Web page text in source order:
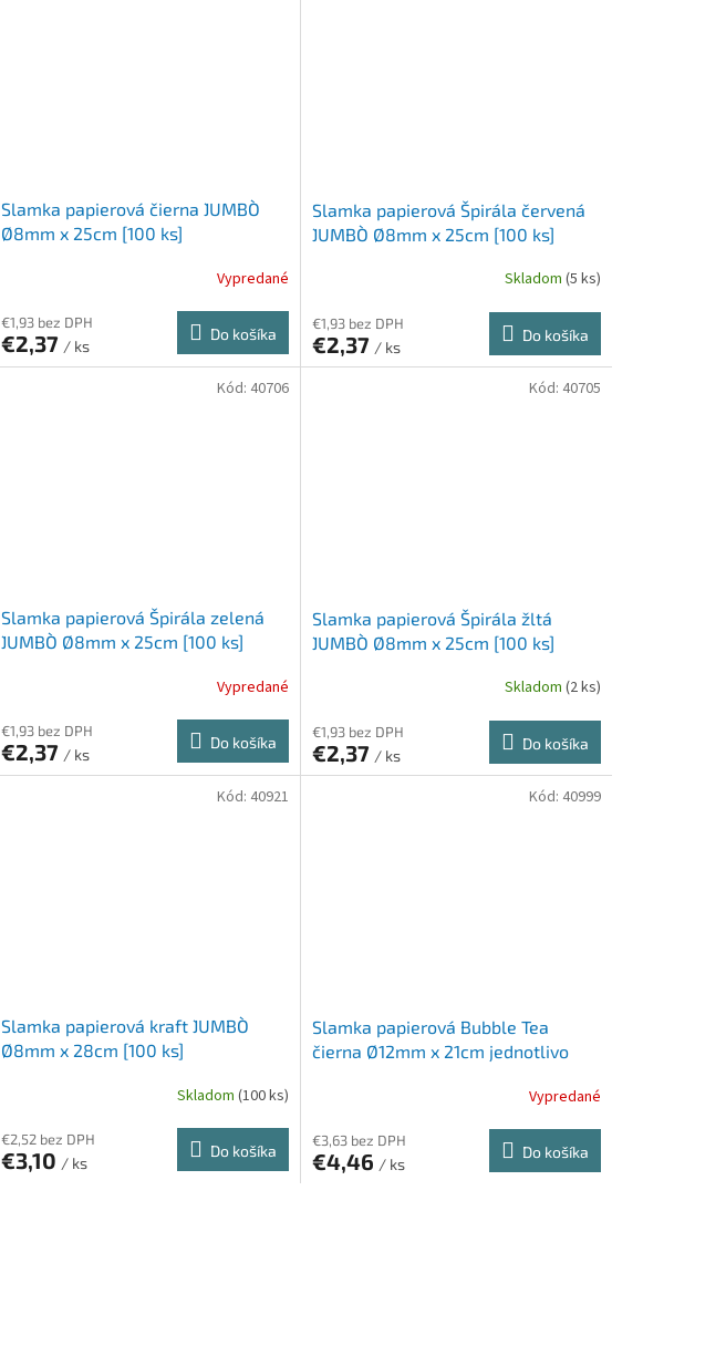
Slamka papierová čierna `JUMBO`
Ø8mm x 25cm [100 ks]
Vypredané
€1,93 bez DPH
€2,37 / ks
Do košíka
Slamka papierová Špirála červená
`JUMBO` Ø8mm x 25cm [100 ks]
Skladom (5 ks)
€1,93 bez DPH
€2,37 / ks
Do košíka
Slamka papierová Špirála zelená
`JUMBO` Ø8mm x 25cm [100 ks]
Vypredané
€1,93 bez DPH
€2,37 / ks
Do košíka
Kód: 40706
Slamka papierová Špirála žltá
`JUMBO` Ø8mm x 25cm [100 ks]
Skladom (2 ks)
€1,93 bez DPH
€2,37 / ks
Do košíka
Kód: 40705
Slamka papierová kraft `JUMBO`
Ø8mm x 28cm [100 ks]
Skladom (100 ks)
€2,52 bez DPH
€3,10 / ks
Do košíka
Kód: 40921
Slamka papierová Bubble Tea
čierna Ø12mm x 21cm jednotlivo
Vypredané
€3,63 bez DPH
€4,46 / ks
Do košíka
Kód: 40999